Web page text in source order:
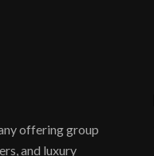
offering group
and luxury